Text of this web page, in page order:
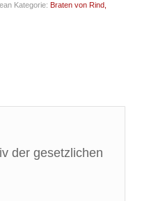
Kategorie: Braten von Rind,
der gesetzlichen